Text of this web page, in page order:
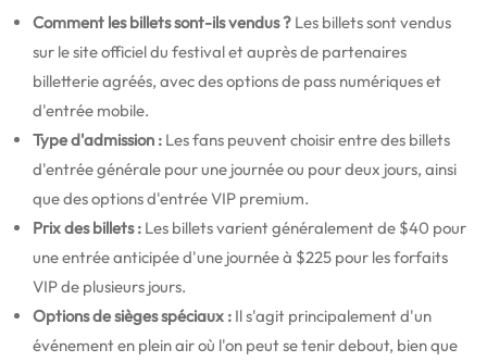
Comment les billets sont-ils vendus ? Les billets sont vendus
sur le site officiel du festival et auprès de partenaires
billetterie agréés, avec des options de pass numériques et
d'entrée mobile.
Type d'admission : Les fans peuvent choisir entre des billets
d'entrée générale pour une journée ou pour deux jours, ainsi
que des options d'entrée VIP premium.
Prix des billets : Les billets varient généralement de $40 pour
une entrée anticipée d'une journée à $225 pour les forfaits
VIP de plusieurs jours.
Options de sièges spéciaux : Il s'agit principalement d'un
événement en plein air où l'on peut se tenir debout, bien que